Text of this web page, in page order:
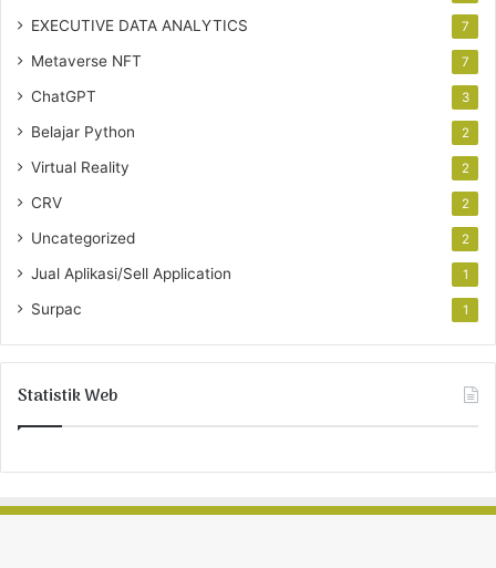
EXECUTIVE DATA ANALYTICS 7
Metaverse NFT 7
ChatGPT 3
Belajar Python 2
Virtual Reality 2
CRV 2
Uncategorized 2
Jual Aplikasi/Sell Application 1
Surpac 1
Statistik Web